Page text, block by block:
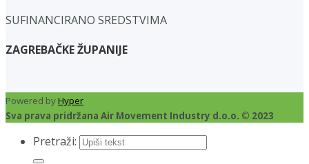
SUFINANCIRANO SREDSTVIMA
ZAGREBAČKE ŽUPANIJE
Powered byHyper
Sva prava pridržana Air Movement Industry d.o.o. © 2023
Pretraži: